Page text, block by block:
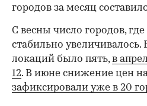
городов за месяц
С весны число городов,
стабильно увеличивалось.
локаций было пять,в
12. В июне снижение цен
зафиксировали уже в 20